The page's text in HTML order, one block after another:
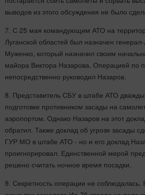
выводов из этого обсуждения не было
7. С 25 мая командующим АТО на
Луганской областей был назначен
Муженко, который назначил своим
майора Виктора Назарова. Операцией по
непосредственно руководил Назаров.
8. Представитель СБУ в штабе АТО
подготовке противником засады на
аэропортом. Однако Назаров на этот
обратил. Также доклад об угрозе засады
ГУР МО в штабе АТО - но и его доклад
проигнорировал. Единственной мерой
решено считать ночное время посадки.
9. Секретность операции не соблюдалась.